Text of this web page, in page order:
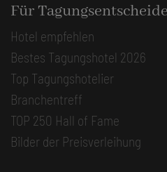
Für
Hotel empfehlen
Bestes Tagungshotel 2026
Top Tagungshotelier
Branchentreff
TOP 250 Hall of Fame
Bilder der Preisverleihung